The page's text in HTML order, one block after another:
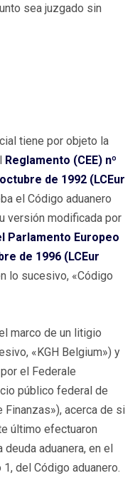
sea juzgado sin
tiene por objeto la
Reglamento (CEE) nº
de 1992 (LCEur
el Código aduanero
versión modificada por
Parlamento Europeo
de 1996 (LCEur
lo sucesivo, «Código
marco de un litigio
«KGH Belgium») y
el Federale
público federal de
acerca de si
último efectuaron
aduanera, en el
del Código aduanero.